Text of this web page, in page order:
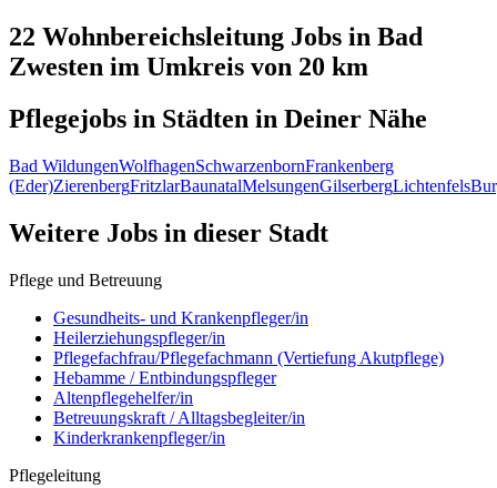
22 Wohnbereichsleitung Jobs in Bad
Zwesten im Umkreis von 20 km
Pflegejobs in Städten in Deiner Nähe
Bad WildungenWolfhagenSchwarzenbornFrankenberg
(Eder)ZierenbergFritzlarBaunatalMelsungenGilserbergLichtenfels
Weitere Jobs in dieser Stadt
Pflege und Betreuung
Gesundheits- und Krankenpfleger/in
Heilerziehungspfleger/in
Pflegefachfrau/Pflegefachmann (Vertiefung Akutpflege)
Hebamme / Entbindungspfleger
Altenpflegehelfer/in
Betreuungskraft / Alltagsbegleiter/in
Kinderkrankenpfleger/in
Pflegeleitung